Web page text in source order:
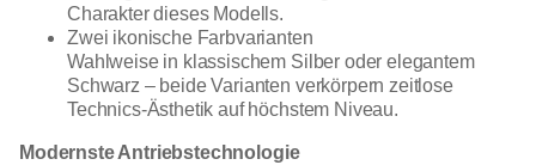
Charakter dieses Modells.
Zwei ikonische Farbvarianten
Wahlweise in klassischem Silber oder elegantem
Schwarz – beide Varianten verkörpern zeitlose
Technics-Ästhetik auf höchstem Niveau.
Modernste Antriebstechnologie